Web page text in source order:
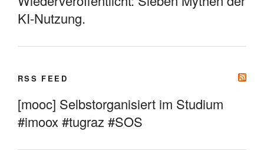
KI-Nutzung.
RSS FEED
[mooc] Selbstorganisiert im Studium
#imoox #tugraz #SOS